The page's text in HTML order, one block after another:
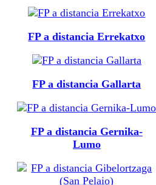
FP a distancia Errekatxo
FP a distancia Gallarta
FP a distancia Gernika-
Lumo